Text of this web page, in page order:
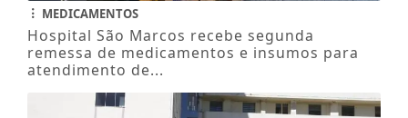
MEDICAMENTOS
Hospital São Marcos recebe segunda
remessa de medicamentos e insumos para
atendimento de...